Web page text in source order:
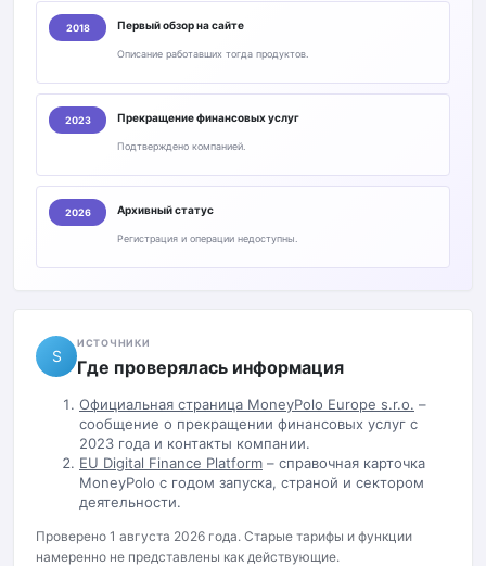
2018 Первый обзор на сайте
Описание работавших тогда продуктов.
2023 Прекращение финансовых услуг
Подтверждено компанией.
2026 Архивный статус
Регистрация и операции недоступны.
S
ИСТОЧНИКИ
Где проверялась информация
Официальная страница MoneyPolo Europe s.r.o. –
сообщение о прекращении финансовых услуг с
2023 года и контакты компании.
EU Digital Finance Platform – справочная карточка
MoneyPolo с годом запуска, страной и сектором
деятельности.
Проверено 1 августа 2026 года. Старые тарифы и функции
намеренно не представлены как действующие.